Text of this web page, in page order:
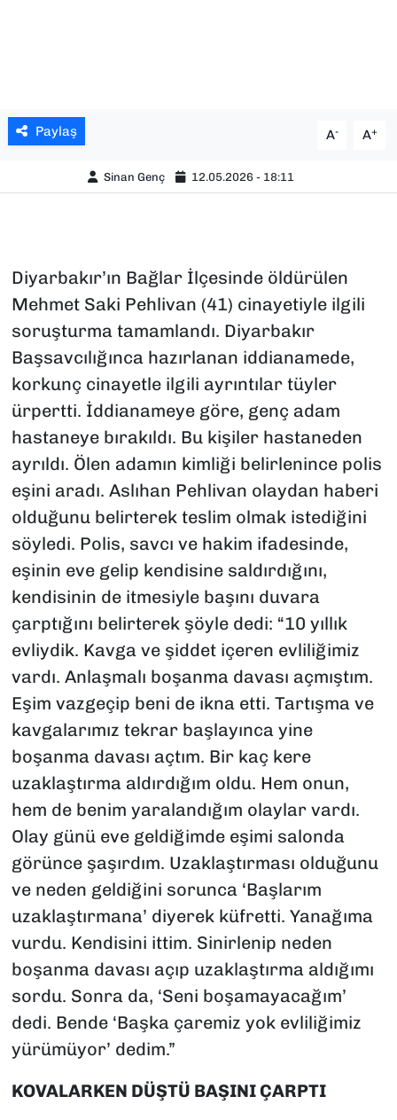
Paylaş A- A+
Sinan Genç 12.05.2026 - 18:11
Diyarbakır’ın Bağlar İlçesinde öldürülen
Mehmet Saki Pehlivan (41) cinayetiyle ilgili
soruşturma tamamlandı. Diyarbakır
Başsavcılığınca hazırlanan iddianamede,
korkunç cinayetle ilgili ayrıntılar tüyler
ürpertti. İddianameye göre, genç adam
hastaneye bırakıldı. Bu kişiler hastaneden
ayrıldı. Ölen adamın kimliği belirlenince polis
eşini aradı. Aslıhan Pehlivan olaydan haberi
olduğunu belirterek teslim olmak istediğini
söyledi. Polis, savcı ve hakim ifadesinde,
eşinin eve gelip kendisine saldırdığını,
kendisinin de itmesiyle başını duvara
çarptığını belirterek şöyle dedi: “10 yıllık
evliydik. Kavga ve şiddet içeren evliliğimiz
vardı. Anlaşmalı boşanma davası açmıştım.
Eşim vazgeçip beni de ikna etti. Tartışma ve
kavgalarımız tekrar başlayınca yine
boşanma davası açtım. Bir kaç kere
uzaklaştırma aldırdığım oldu. Hem onun,
hem de benim yaralandığım olaylar vardı.
Olay günü eve geldiğimde eşimi salonda
görünce şaşırdım. Uzaklaştırması olduğunu
ve neden geldiğini sorunca ‘Başlarım
uzaklaştırmana’ diyerek küfretti. Yanağıma
vurdu. Kendisini ittim. Sinirlenip neden
boşanma davası açıp uzaklaştırma aldığımı
sordu. Sonra da, ‘Seni boşamayacağım’
dedi. Bende ‘Başka çaremiz yok evliliğimiz
yürümüyor’ dedim.”
KOVALARKEN DÜŞTÜ BAŞINI ÇARPTI